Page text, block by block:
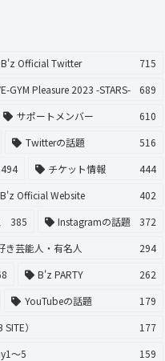
B'z Official Twitter
715
GYM Pleasure 2023 -STARS-
689
サポートメンバー
610
Twitterの話題
516
494 チケット情報
444
B'z Official Website
402
385 Instagramの話題
372
き芸能人・有名人
294
B'z PARTY
262
YouTubeの話題
179
）
177
〜5
159